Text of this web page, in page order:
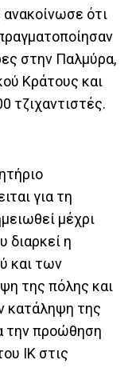
ότι
στην Παλμύρα,
Κράτους και
τζιχαντιστές.
για τη
μέχρι
διαρκεί η
και των
της πόλης και
κατάληψη της
την προώθηση
ΙΚ στις